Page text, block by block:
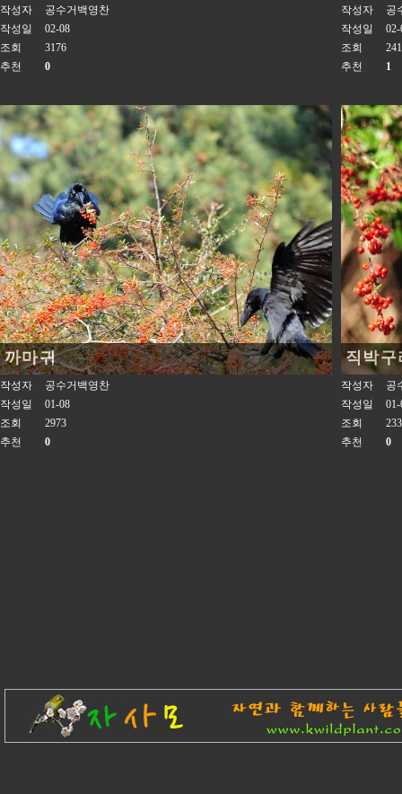
작성자
공수거백영찬
작성일
02-08
조회
3176
추천
0
작성자
공
작성일
02-
조회
추천
1
까마귀
작성자
공수거백영찬
작성일
01-08
조회
2973
추천
0
직박구
작성자
공
작성일
01-
조회
추천
0